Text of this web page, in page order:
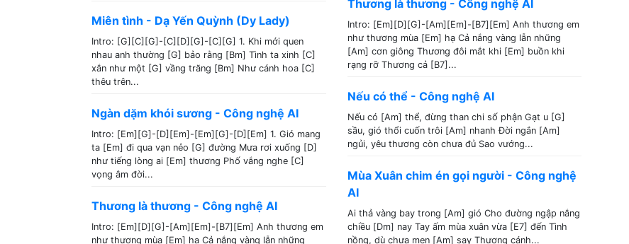
Miên tình - Dạ Yến Quỳnh (Dy Lady)
Intro: [G][C][G]-[C][D][G]-[C][G] 1. Khi mới quen
nhau anh thường [G] bảo rằng [Bm] Tình ta xinh [C]
xắn như một [G] vầng trăng [Bm] Như cánh hoa [C]
thêu trên...
Ngàn dặm khói sương - Công nghệ AI
Intro: [Em][G]-[D][Em]-[Em][G]-[D][Em] 1. Gió mang
ta [Em] đi qua vạn nẻo [G] đường Mưa rơi xuống [D]
như tiếng lòng ai [Em] thương Phố vắng nghe [C]
vọng âm đời...
Thương là thương - Công nghệ AI
Intro: [Em][D][G]-[Am][Em]-[B7][Em] Anh thương em
như thương mùa [Em] hạ Cả nắng vàng lẫn những
Thương là thương - Công nghệ AI
Intro: [Em][D][G]-[Am][Em]-[B7][Em] Anh thương em
như thương mùa [Em] hạ Cả nắng vàng lẫn những
[Am] cơn giông Thương đôi mắt khi [Em] buồn khi
rạng rỡ Thương cả [B7]...
Nếu có thể - Công nghệ AI
Nếu có [Am] thể, đừng than chi số phận Gạt u [G]
sầu, gió thổi cuốn trôi [Am] nhanh Đời ngắn [Am]
ngủi, yêu thương còn chưa đủ Sao vướng...
Mùa Xuân chim én gọi người - Công nghệ
AI
Ai thả vàng bay trong [Am] gió Cho đường ngập nắng
chiều [Dm] nay Tay ấm mùa xuân vừa [E7] đến Tình
nồng, dù chưa men [Am] say Thương cánh...